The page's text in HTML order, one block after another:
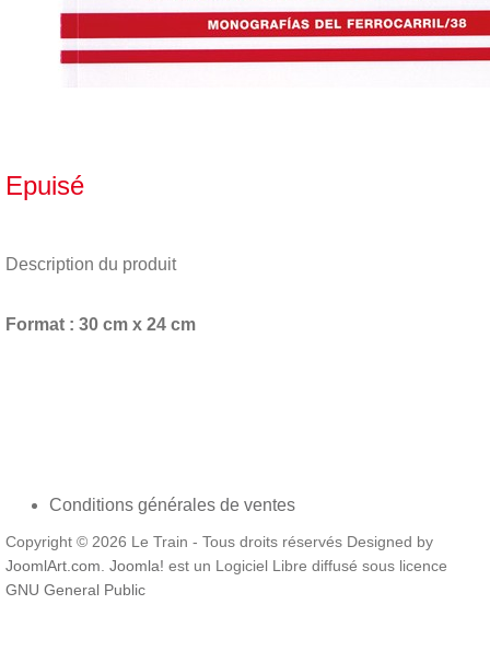
Epuisé
Description du produit
Format : 30 cm x 24 cm
Conditions générales de ventes
Copyright © 2026 Le Train - Tous droits réservés Designed by
JoomlArt.com. Joomla! est un Logiciel Libre diffusé sous licence
GNU General Public